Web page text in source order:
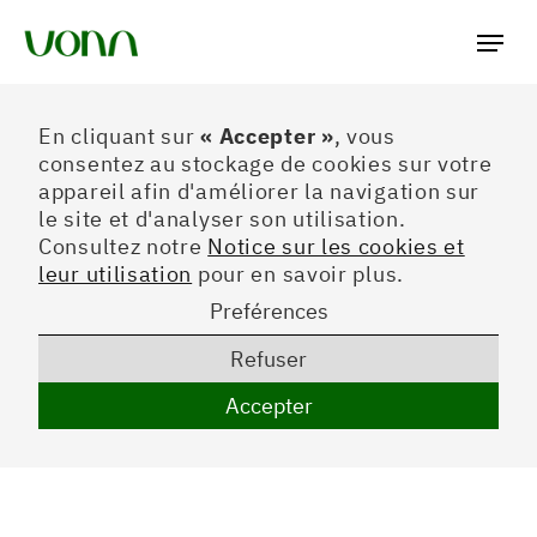
En cliquant sur« Accepter », vous
consentez au stockage de cookies sur votre
appareil afin d'améliorer la navigation sur
le site et d'analyser son utilisation.
Consultez notre Notice sur les cookies et
leur utilisation pour en savoir plus.
Preférences
Refuser
Accepter